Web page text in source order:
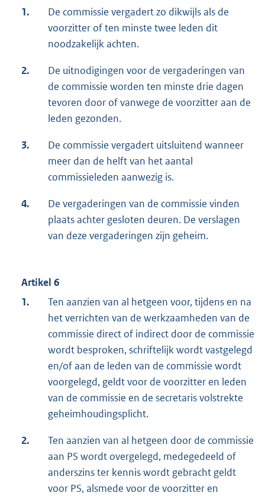
1.
De commissie vergadert zo dikwijls als de
voorzitter of ten minste twee leden dit
noodzakelijk achten.
2.
De uitnodigingen voor de vergaderingen van
de commissie worden ten minste drie dagen
tevoren door of vanwege de voorzitter aan de
leden gezonden.
3.
De commissie vergadert uitsluitend wanneer
meer dan de helft van het aantal
commissieleden aanwezig is.
4.
De vergaderingen van de commissie vinden
plaats achter gesloten deuren. De verslagen
van deze vergaderingen zijn geheim.
Artikel 6
1.
Ten aanzien van al hetgeen voor, tijdens en na
het verrichten van de werkzaamheden van de
commissie direct of indirect door de commissie
wordt besproken, schriftelijk wordt vastgelegd
en/of aan de leden van de commissie wordt
voorgelegd, geldt voor de voorzitter en leden
van de commissie en de secretaris volstrekte
geheimhoudingsplicht.
2.
Ten aanzien van al hetgeen door de commissie
aan PS wordt overgelegd, medegedeeld of
anderszins ter kennis wordt gebracht geldt
voor PS, alsmede voor de voorzitter en